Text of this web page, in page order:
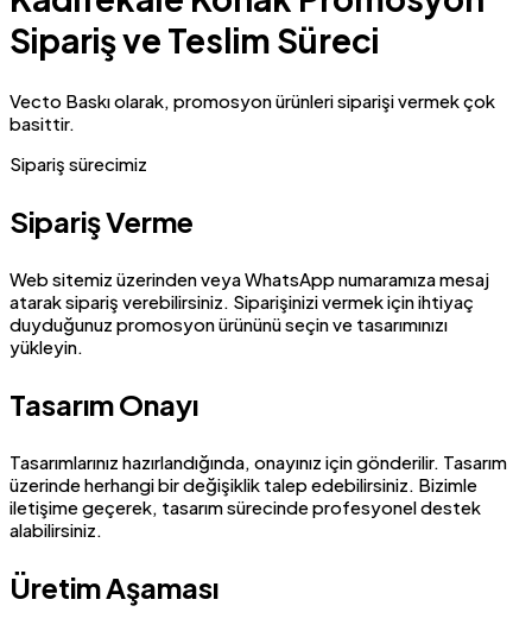
Sipariş ve Teslim Süreci
Vecto Baskı olarak, promosyon ürünleri siparişi vermek çok
basittir.
Sipariş sürecimiz
Sipariş Verme
Web sitemiz üzerinden veya WhatsApp numaramıza mesaj
atarak sipariş verebilirsiniz. Siparişinizi vermek için ihtiyaç
duyduğunuz promosyon ürününü seçin ve tasarımınızı
yükleyin.
Tasarım Onayı
Tasarımlarınız hazırlandığında, onayınız için gönderilir. Tasarım
üzerinde herhangi bir değişiklik talep edebilirsiniz. Bizimle
iletişime geçerek, tasarım sürecinde profesyonel destek
alabilirsiniz.
Üretim Aşaması